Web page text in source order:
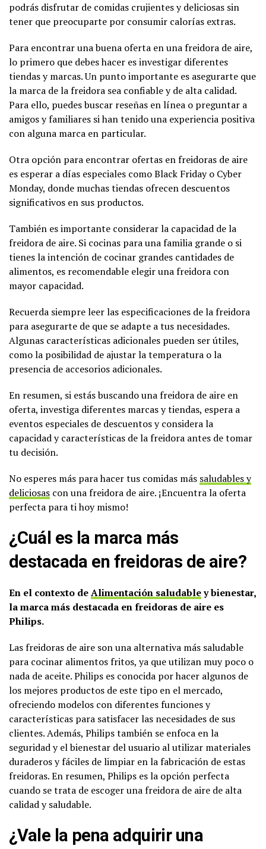
podrás disfrutar de comidas crujientes y deliciosas sin
tener que preocuparte por consumir calorías extras.
Para encontrar una buena oferta en una freidora de aire,
lo primero que debes hacer es investigar diferentes
tiendas y marcas. Un punto importante es asegurarte que
la marca de la freidora sea confiable y de alta calidad.
Para ello, puedes buscar reseñas en línea o preguntar a
amigos y familiares si han tenido una experiencia positiva
con alguna marca en particular.
Otra opción para encontrar ofertas en freidoras de aire
es esperar a días especiales como Black Friday o Cyber
Monday, donde muchas tiendas ofrecen descuentos
significativos en sus productos.
También es importante considerar la capacidad de la
freidora de aire. Si cocinas para una familia grande o si
tienes la intención de cocinar grandes cantidades de
alimentos, es recomendable elegir una freidora con
mayor capacidad.
Recuerda siempre leer las especificaciones de la freidora
para asegurarte de que se adapte a tus necesidades.
Algunas características adicionales pueden ser útiles,
como la posibilidad de ajustar la temperatura o la
presencia de accesorios adicionales.
En resumen, si estás buscando una freidora de aire en
oferta, investiga diferentes marcas y tiendas, espera a
eventos especiales de descuentos y considera la
capacidad y características de la freidora antes de tomar
tu decisión.
No esperes más para hacer tus comidas más saludables y
deliciosas con una freidora de aire. ¡Encuentra la oferta
perfecta para ti hoy mismo!
¿Cuál es la marca más
destacada en freidoras de aire?
En el contexto deAlimentación saludabley bienestar,
la marca más destacada en freidoras de aire es
Philips.
Las freidoras de aire son una alternativa más saludable
para cocinar alimentos fritos, ya que utilizan muy poco o
nada de aceite. Philips es conocida por hacer algunos de
los mejores productos de este tipo en el mercado,
ofreciendo modelos con diferentes funciones y
características para satisfacer las necesidades de sus
clientes. Además, Philips también se enfoca en la
seguridad y el bienestar del usuario al utilizar materiales
duraderos y fáciles de limpiar en la fabricación de estas
freidoras. En resumen, Philips es la opción perfecta
cuando se trata de escoger una freidora de aire de alta
calidad y saludable.
¿Vale la pena adquirir una